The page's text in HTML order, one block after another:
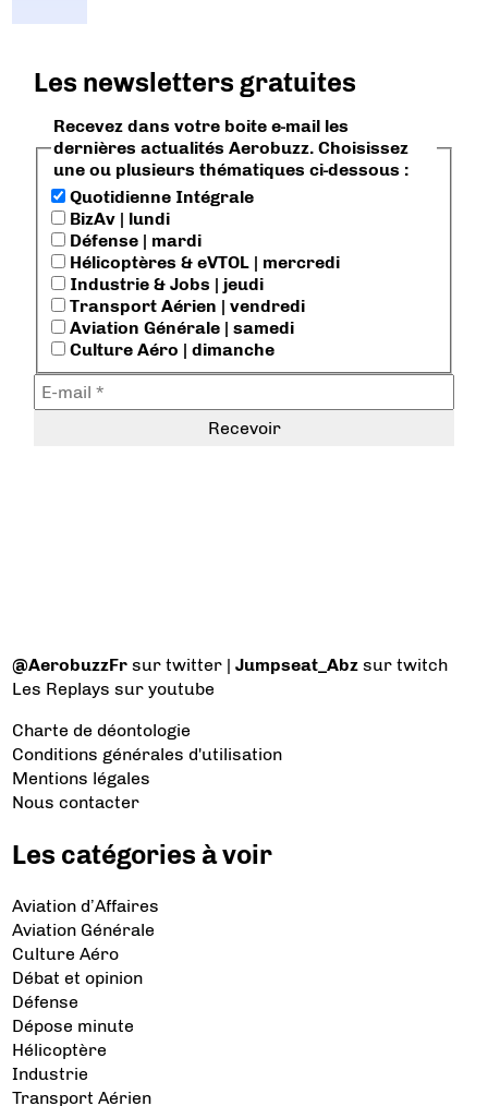
Les newsletters gratuites
Recevez dans votre boite e-mail les
dernières actualités Aerobuzz. Choisissez
une ou plusieurs thématiques ci-dessous :
Quotidienne Intégrale
BizAv | lundi
Défense | mardi
Hélicoptères & eVTOL | mercredi
Industrie & Jobs | jeudi
Transport Aérien | vendredi
Aviation Générale | samedi
Culture Aéro | dimanche
@AerobuzzFr sur twitter |Jumpseat_Abz sur twitch
Les Replays sur youtube
Charte de déontologie
Conditions générales d'utilisation
Mentions légales
Nous contacter
Les catégories à voir
Aviation d’Affaires
Aviation Générale
Culture Aéro
Débat et opinion
Défense
Dépose minute
Hélicoptère
Industrie
Transport Aérien